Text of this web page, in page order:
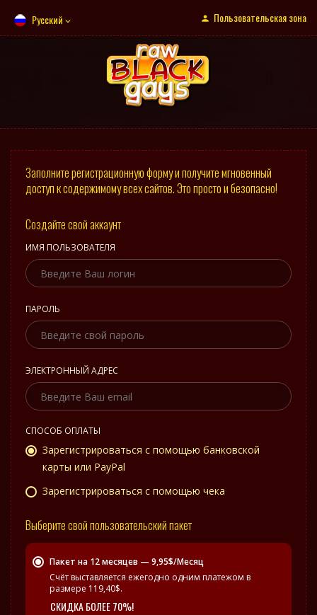
Русский Пользовательская зона
Заполните регистрационную форму и получите мгновенный
доступ к содержимому всех сайтов. Это просто и безопасно!
Создайте свой аккаунт
ИМЯ ПОЛЬЗОВАТЕЛЯ
ПАРОЛЬ
ЭЛЕКТРОННЫЙ АДРЕС
СПОСОБ ОПЛАТЫ
Зарегистрироваться с помощью банковской
карты или PayPal
Зарегистрироваться с помощью чека
Выберите свой пользовательский пакет
Пакет на 12 месяцев — 9,95$/Месяц
Счёт выставляется ежегодно одним платежом в
размере 119,40$.
СКИДКА БОЛЕЕ 70%!